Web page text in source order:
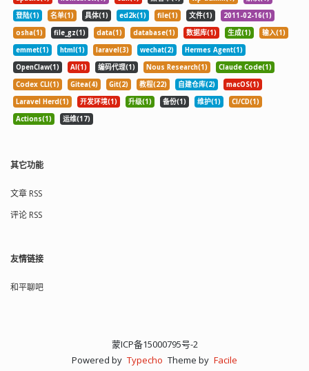
登陆(1)
名单(1) 具体(1) ed2k(1) file(1) 文件(1)
2011-02-16(1)
osha(1)
file_gz(1) data(1) database(1) 数据库(1) 生成(1)
输入(1)
emmet(1)
html(1) laravel(3) wechat(2)
Hermes Agent(1)
OpenClaw(1)
AI(1) 编码代理(1) Nous Research(1)
Claude Code(1)
Codex CLI(1)
Gitea(4) Git(2) 教程(22) 自建仓库(2)
macOS(1)
Laravel Herd(1)
开发环境(1) 升级(1) 备份(1) 维护(1)
CI/CD(1)
Actions(1)
运维(17)
其它功能
文章 RSS
评论 RSS
友情链接
和平聊吧
蒙ICP备15000795号-2
Powered by Typecho Theme by Facile